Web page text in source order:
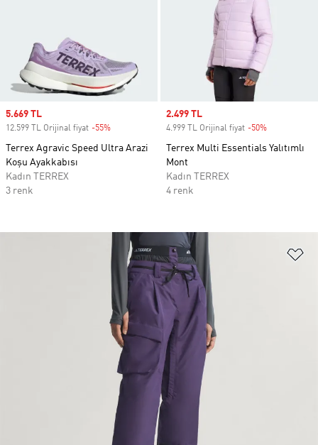
Sale price
5.669 TL
12.599 TL Orijinal fiyat -55%
Terrex Agravic Speed Ultra Arazi
Koşu Ayakkabısı
Kadın TERREX
3 renk
Sale price
2.499 TL
4.999 TL Orijinal fiyat -50%
Terrex Multi Essentials Yalıtımlı
Mont
Kadın TERREX
4 renk